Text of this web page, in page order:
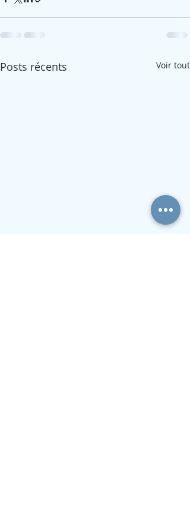
Posts récents Voir tout